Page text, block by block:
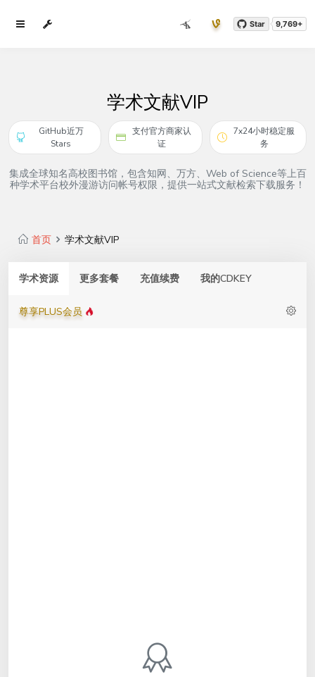
Star 9,769+
学术文献VIP
GitHub近万
Stars
支付官方商家认
证
7x24小时稳定服
务
集成全球知名高校图书馆，包含知网、万方、Web of Science等上百
种学术平台校外漫游访问帐号权限，提供一站式文献检索下载服务！
首页 学术文献VIP
学术资源 更多套餐 充值续费 我的CDKEY
尊享PLUS会员